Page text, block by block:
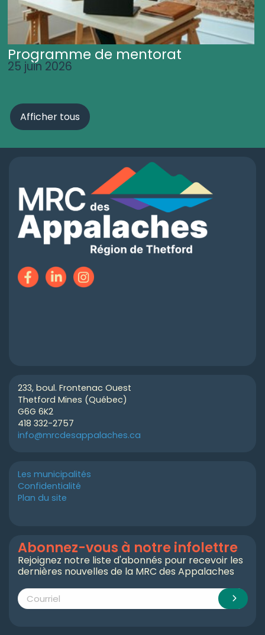
Programme de mentorat
25 juin 2026
Afficher tous
233, boul. Frontenac Ouest
Thetford Mines (Québec)
G6G 6K2
418 332-2757
info@mrcdesappalaches.ca
Les municipalités
Confidentialité
Plan du site
Abonnez-vous à notre infolettre
Rejoignez notre liste d'abonnés pour recevoir les
dernières nouvelles de la MRC des Appalaches